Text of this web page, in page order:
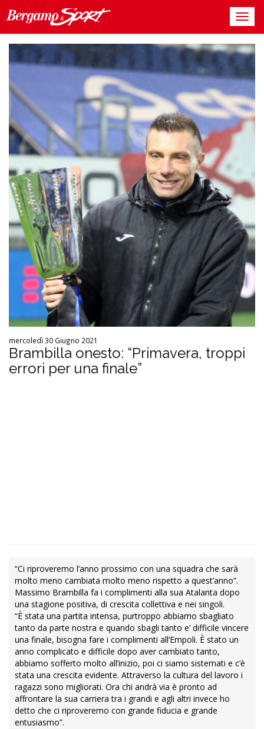
mercoledì 30 Giugno 2021
Brambilla onesto: “Primavera, troppi
errori per una finale”
“Ci riproveremo l’anno prossimo con una squadra che sarà
molto meno cambiata molto meno rispetto a quest’anno”.
Massimo Brambilla fa i complimenti alla sua Atalanta dopo
una stagione positiva, di crescita collettiva e nei singoli.
“È stata una partita intensa, purtroppo abbiamo sbagliato
tanto da parte nostra e quando sbagli tanto e’ difficile vincere
una finale, bisogna fare i complimenti all’Empoli. È stato un
anno complicato e difficile dopo aver cambiato tanto,
abbiamo sofferto molto all’inizio, poi ci siamo sistemati e c’è
stata una crescita evidente. Attraverso la cultura del lavoro i
ragazzi sono migliorati. Ora chi andrà via è pronto ad
affrontare la sua carriera tra i grandi e agli altri invece ho
detto che ci riproveremo con grande fiducia e grande
entusiasmo”.